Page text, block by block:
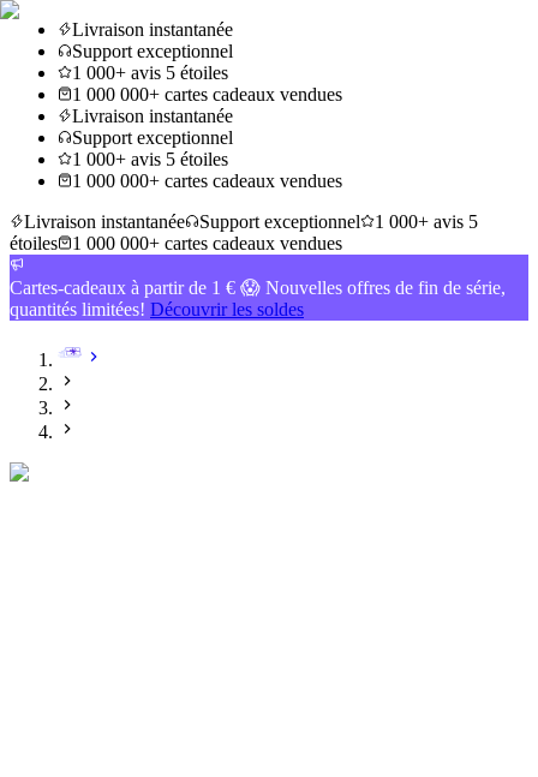
Livraison instantanée
Support exceptionnel
1 000+ avis 5 étoiles
1 000 000+ cartes cadeaux vendues
Livraison instantanée
Support exceptionnel
1 000+ avis 5 étoiles
1 000 000+ cartes cadeaux vendues
Livraison instantanée
Support exceptionnel
1 000+ avis 5
étoiles
1 000 000+ cartes cadeaux vendues
Cartes-cadeaux à partir de 1 € 😱 Nouvelles offres de fin de série,
quantités limitées! Découvrir les soldes